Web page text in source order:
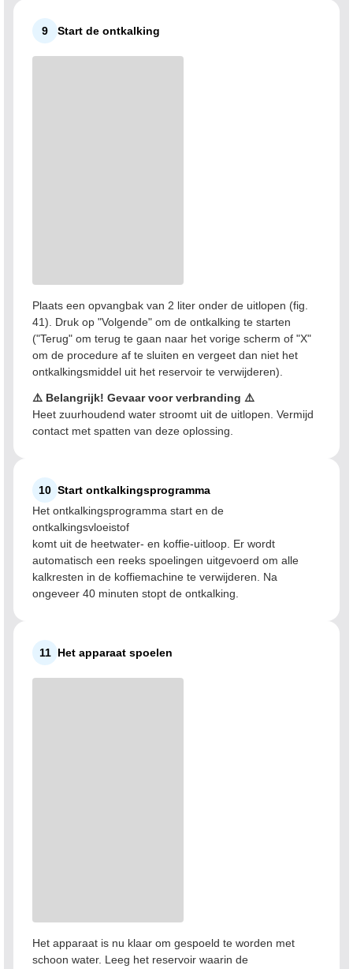
9 Start de ontkalking
Plaats een opvangbak van 2 liter onder de uitlopen (fig.
41). Druk op "Volgende" om de ontkalking te starten
("Terug" om terug te gaan naar het vorige scherm of "X"
om de procedure af te sluiten en vergeet dan niet het
ontkalkingsmiddel uit het reservoir te verwijderen).
⚠️ Belangrijk! Gevaar voor verbranding ⚠️
Heet zuurhoudend water stroomt uit de uitlopen. Vermijd
contact met spatten van deze oplossing.
10 Start ontkalkingsprogramma
Het ontkalkingsprogramma start en de
ontkalkingsvloeistof
komt uit de heetwater- en koffie-uitloop. Er wordt
automatisch een reeks spoelingen uitgevoerd om alle
kalkresten in de koffiemachine te verwijderen. Na
ongeveer 40 minuten stopt de ontkalking.
11 Het apparaat spoelen
Het apparaat is nu klaar om gespoeld te worden met
schoon water. Leeg het reservoir waarin de